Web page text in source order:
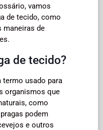
vamos
de tecido, como
maneiras de
de tecido?
termo usado para
organismos que
como
podem
e outros